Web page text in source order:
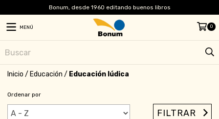
Bonum, desde 1960 editando buenos libros
MENÚ 0
Inicio / Educación / Educación lúdica
Ordenar por
FILTRAR